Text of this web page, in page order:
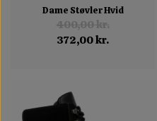
Dame Støvler Hvid
400,00 kr.
372,00 kr.